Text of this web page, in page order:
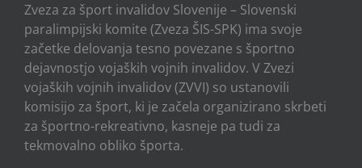
Zveza za šport invalidov Slovenije – Slovenski
paralimpijski komite (Zveza ŠIS-SPK) ima svoje
začetke delovanja tesno povezane s športno
dejavnostjo vojaških vojnih invalidov. V Zvezi
vojaških vojnih invalidov (ZVVI) so ustanovili
komisijo za šport, ki je začela organizirano skrbeti
za športno-rekreativno, kasneje pa tudi za
tekmovalno obliko športa.